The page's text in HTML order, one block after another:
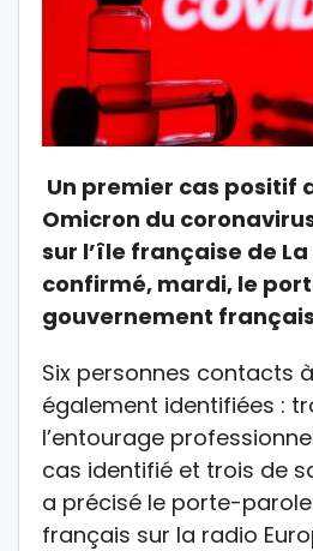
Un premier cas positif
Omicron du
sur l’île française de La
confirmé, mardi, le
gouvernement
Six personnes contacts
également identifiées :
l’entourage
cas identifié et trois de
a précisé le porte-parole
français sur la radio